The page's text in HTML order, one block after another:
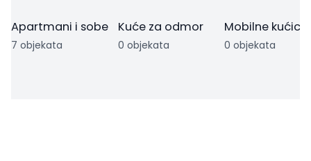
Apartmani i sobe
7 objekata
Kuće za odmor
0 objekata
Mobilne kućice
0 objekata